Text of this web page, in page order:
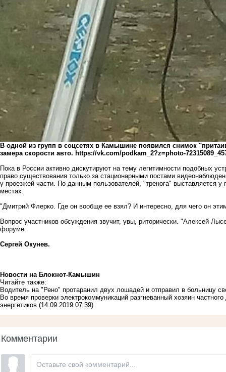
В одной из групп в соцсетях в Камышине появился снимок
замера скорости авто. https://vk.com/podkam_2?z=photo-
Пока в России активно дискутируют на тему легитимности подобных
право существования только за стационарными постами
у проезжей части. По данным пользователей, "тренога" выставляется
местах.
"Дмитрий Флерко . Где он вообще ее взял? И интересно, для чего он
Вопрос участников обсуждения звучит, увы, риторически. "Алексей
форуме.
Сергей Окунев.
Новости на Блoкнoт-Камышин
Читайте также:
Водитель на "Рено" протаранил двух лошадей и отправил в больницу
Во время проверки электрокоммуникаций разгневанный хозяин
энергетиков (14.09.2019 07:39)
Комментарии